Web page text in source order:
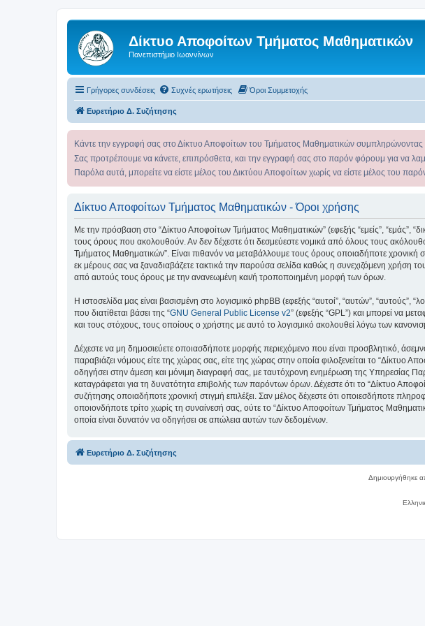
Δίκτυο Αποφοίτων Τμήματος Μαθηματικών
Πανεπιστήμιο Ιωαννίνων
Γρήγορες συνδέσεις Συχνές ερωτήσεις Όροι Συμμετοχής
Ευρετήριο Δ. Συζήτησης
Κάντε την εγγραφή σας στο Δίκτυο Αποφοίτων του Τμήματος Μαθηματικών συμπληρώνοντας
Σας προτρέπουμε να κάνετε, επιπρόσθετα, και την εγγραφή σας στο παρόν φόρουμ για να
Παρόλα αυτά, μπορείτε να είστε μέλος του Δικτύου Αποφοίτων χωρίς να είστε μέλος του
Δίκτυο Αποφοίτων Τμήματος Μαθηματικών - Όροι χρήσης
Με την πρόσβαση στο “Δίκτυο Αποφοίτων Τμήματος Μαθηματικών” (εφεξής “εμείς”, “εμάς”,
τους όρους που ακολουθούν. Αν δεν δέχεστε ότι δεσμεύεστε νομικά από όλους τους
Τμήματος Μαθηματικών”. Είναι πιθανόν να μεταβάλλουμε τους όρους οποιαδήποτε
εκ μέρους σας να ξαναδιαβάζετε τακτικά την παρούσα σελίδα καθώς η συνεχιζόμενη χρήση
από αυτούς τους όρους με την ανανεωμένη και/ή τροποποιημένη μορφή των όρων.
Η ιστοσελίδα μας είναι βασισμένη στο λογισμικό phpBB (εφεξής “αυτοί”, “αυτών”,
που διατίθεται βάσει της “GNU General Public License v2” (εφεξής “GPL”) και μπορεί να
και τους στόχους, τους οποίους ο χρήστης με αυτό το λογισμικό ακολουθεί λόγω των
Δέχεστε να μη δημοσιεύετε οποιασδήποτε μορφής περιεχόμενο που είναι προσβλητικό,
παραβιάζει νόμους είτε της χώρας σας, είτε της χώρας στην οποία φιλοξενείται το “Δίκτυο
οδηγήσει στην άμεση και μόνιμη διαγραφή σας, με ταυτόχρονη ενημέρωση της Υπηρεσίας
καταγράφεται για τη δυνατότητα επιβολής των παρόντων όρων. Δέχεστε ότι το “Δίκτυο
συζήτησης οποιαδήποτε χρονική στιγμή επιλέξει. Σαν μέλος δέχεστε ότι οποιεσδήποτε
οποιονδήποτε τρίτο χωρίς τη συναίνεσή σας, ούτε το “Δίκτυο Αποφοίτων Τμήματος
οποία είναι δυνατόν να οδηγήσει σε απώλεια αυτών των δεδομένων.
Ευρετήριο Δ. Συζήτησης
Δημιουργήθηκε